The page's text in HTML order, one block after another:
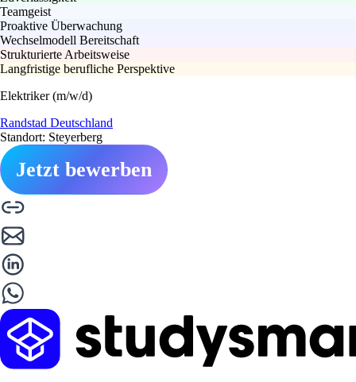
Teamgeist
Proaktive Überwachung
Wechselmodell Bereitschaft
Strukturierte Arbeitsweise
Langfristige berufliche Perspektive
Elektriker (m/w/d)
Randstad Deutschland
Standort: Steyerberg
Jetzt bewerben